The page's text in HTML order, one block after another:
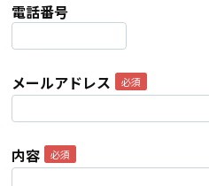
電話番号
メールアドレス
内容